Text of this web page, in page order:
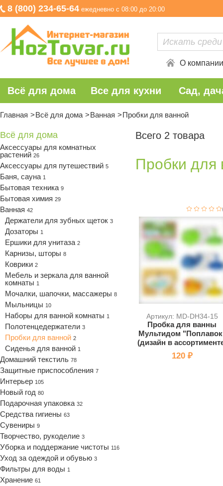
8 (800) 234-65-64 ежедневно с 08:00 до 20:00
О компании
Всё для дома Все для кухни Сад,
Главная Всё для дома Ванная Пробки для ванной
Всё для дома
Аксессуары для комнатных
растений 26
Аксессуары для путешествий 5
Баня, сауна 1
Бытовая техника 9
Бытовая химия 29
Ванная 42
Держатели для зубных щеток 3
Дозаторы 1
Ершики для унитаза 2
Карнизы, шторы 8
Коврики 2
Мебель и зеркала для ванной
комнаты 1
Мочалки, шапочки, массажеры 8
Мыльницы 10
Наборы для ванной комнаты 1
Полотенцедержатели 3
Пробки для ванной 2
Сиденья для ванной 1
Домашний текстиль 78
Защитные приспособления 7
Интерьер 105
Новый год 80
Подарочная упаковка 32
Средства гигиены 63
Сувениры 9
Творчество, рукоделие 3
Уборка и поддержание чистоты 116
Уход за одеждой и обувью 3
Фильтры для воды 1
Хранение 61
Всего 2 товара
Пробки для
Артикул: MD-DH34-15
Пробка для ванны
Мультидом
(дизайн в
120 ₽